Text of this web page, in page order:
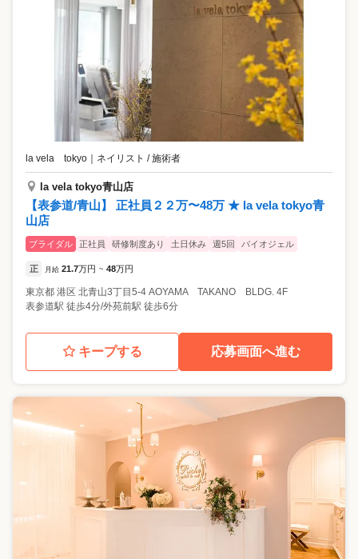
la vela tokyo ネイリスト / 施術者
la vela tokyo青山店
【表参道/青山】 正社員２２万〜48万 ★ la vela tokyo青
山店
ブライダル 正社員 研修制度あり 土日休み 週5回 バイオジェル
正 月給 21.7万円 ~ 48万円
東京都 港区 北青山3丁目5-4 AOYAMA TAKANO BLDG. 4F
表参道駅 徒歩4分/外苑前駅 徒歩6分
キープする 応募画面へ進む